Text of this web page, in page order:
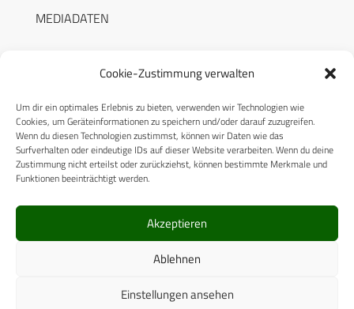
Cookie-Zustimmung verwalten
Um dir ein optimales Erlebnis zu bieten, verwenden wir Technologien wie
Cookies, um Geräteinformationen zu speichern und/oder darauf zuzugreifen.
Wenn du diesen Technologien zustimmst, können wir Daten wie das
Surfverhalten oder eindeutige IDs auf dieser Website verarbeiten. Wenn du deine
Zustimmung nicht erteilst oder zurückziehst, können bestimmte Merkmale und
Funktionen beeinträchtigt werden.
Akzeptieren
Ablehnen
Einstellungen ansehen
MEDIADATEN
RECHTLICHES
Datenschutzerklärung
Cookie-Richtlinie (EU)